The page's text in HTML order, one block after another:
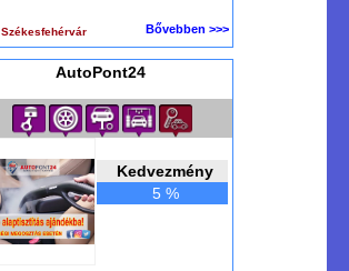
Székesfehérvár Bővebben >>>
AutoPont24
Kedvezmény
5 %